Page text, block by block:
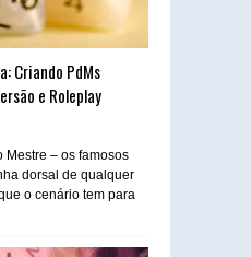
Criando PdMs
e Roleplay
Mestre – os famosos
dorsal de qualquer
o cenário tem para